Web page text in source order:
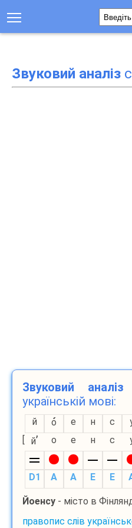
Звуковий аналіз
Звуковий аналіз
українській мові:
й о е н с
[
й’ о е н с
D1
A A E E
Йоенсу - місто в
правопис слів